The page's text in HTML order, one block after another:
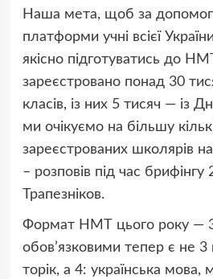
Наша мета, щоб за
платформи учні всієї
якісно підготуватись до
зареєстровано понад 30
класів, із них 5 тисяч — із
ми очікуємо на більшу
зареєстрованих школярів
– розповів під час
Трапезніков.
Формат НМТ цього року —
обов’язковими тепер є не
торік, а 4: українська мова,